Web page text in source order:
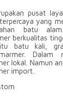
pusat
yang
batu
berkualitas
batu kali,
Dalam
lokal. Namun
import.